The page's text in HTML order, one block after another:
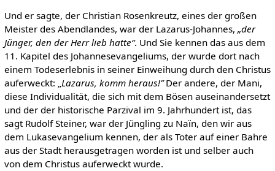
Und er sagte, der Christian Rosenkreutz, eines der großen
Meister des Abendlandes, war der Lazarus-Johannes, „der
Jünger, den der Herr lieb hatte“. Und Sie kennen das aus dem
11. Kapitel des Johannesevangeliums, der wurde dort nach
einem Todeserlebnis in seiner Einweihung durch den Christus
auferweckt: „Lazarus, komm heraus!”Der andere, der Mani,
diese Individualität, die sich mit dem Bösen auseinandersetzt
und der der historische Parzival im 9. Jahrhundert ist, das
sagt Rudolf Steiner, war der Jüngling zu Naïn, den wir aus
dem Lukasevangelium kennen, der als Toter auf einer Bahre
aus der Stadt herausgetragen worden ist und selber auch
von dem Christus auferweckt wurde.